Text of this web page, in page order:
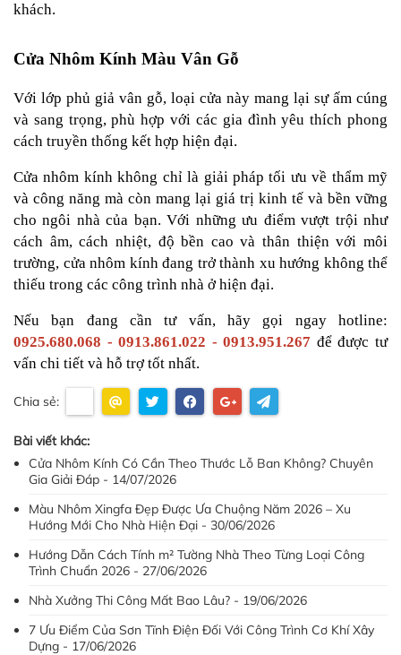
khách.
Cửa Nhôm Kính Màu Vân Gỗ
Với lớp phủ giả vân gỗ, loại cửa này mang lại sự ấm cúng
và sang trọng, phù hợp với các gia đình yêu thích phong
cách truyền thống kết hợp hiện đại.
Cửa nhôm kính không chỉ là giải pháp tối ưu về thẩm mỹ
và công năng mà còn mang lại giá trị kinh tế và bền vững
cho ngôi nhà của bạn. Với những ưu điểm vượt trội như
cách âm, cách nhiệt, độ bền cao và thân thiện với môi
trường, cửa nhôm kính đang trở thành xu hướng không thể
thiếu trong các công trình nhà ở hiện đại.
0925.680.068 - 0913.861.022 - 0913.951.267 để được tư
vấn chi tiết và hỗ trợ tốt nhất.
Chia sẻ:
Bài viết khác:
Cửa Nhôm Kính Có Cần Theo Thước Lỗ Ban Không? Chuyên
Gia Giải Đáp - 14/07/2026
Màu Nhôm Xingfa Đẹp Được Ưa Chuộng Năm 2026 – Xu
Hướng Mới Cho Nhà Hiện Đại - 30/06/2026
Hướng Dẫn Cách Tính m² Tường Nhà Theo Từng Loại Công
Trình Chuẩn 2026 - 27/06/2026
Nhà Xưởng Thi Công Mất Bao Lâu? - 19/06/2026
7 Ưu Điểm Của Sơn Tĩnh Điện Đối Với Công Trình Cơ Khí Xây
Dựng - 17/06/2026